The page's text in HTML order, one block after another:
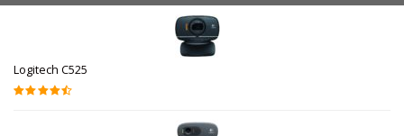
Logitech C525